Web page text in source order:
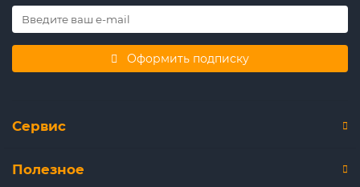
Оформить подписку
Сервис
Полезное